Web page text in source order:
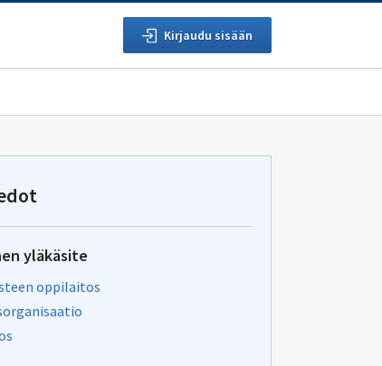
Kirjaudu sisään
yläkäsite
oppilaitos